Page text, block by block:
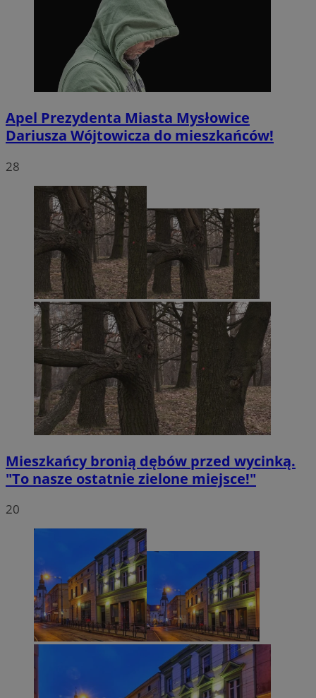
Apel Prezydenta Miasta Mysłowice
Dariusza Wójtowicza do mieszkańców!
28
Mieszkańcy bronią dębów przed wycinką.
"To nasze ostatnie zielone miejsce!"
20